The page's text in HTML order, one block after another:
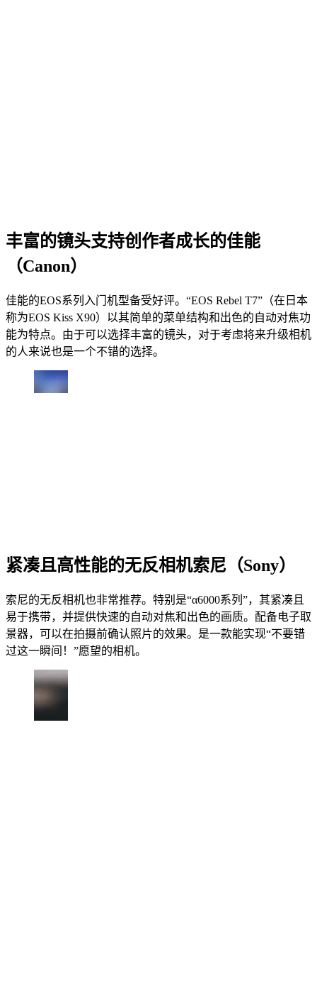
丰富的镜头支持创作者成长的佳能
（Canon）
佳能的EOS系列入门机型备受好评。“EOS Rebel T7”（在日本
称为EOS Kiss X90）以其简单的菜单结构和出色的自动对焦功
能为特点。由于可以选择丰富的镜头，对于考虑将来升级相机
的人来说也是一个不错的选择。
紧凑且高性能的无反相机索尼（Sony）
索尼的无反相机也非常推荐。特别是“α6000系列”，其紧凑且
易于携带，并提供快速的自动对焦和出色的画质。配备电子取
景器，可以在拍摄前确认照片的效果。是一款能实现“不要错
过这一瞬间！”愿望的相机。